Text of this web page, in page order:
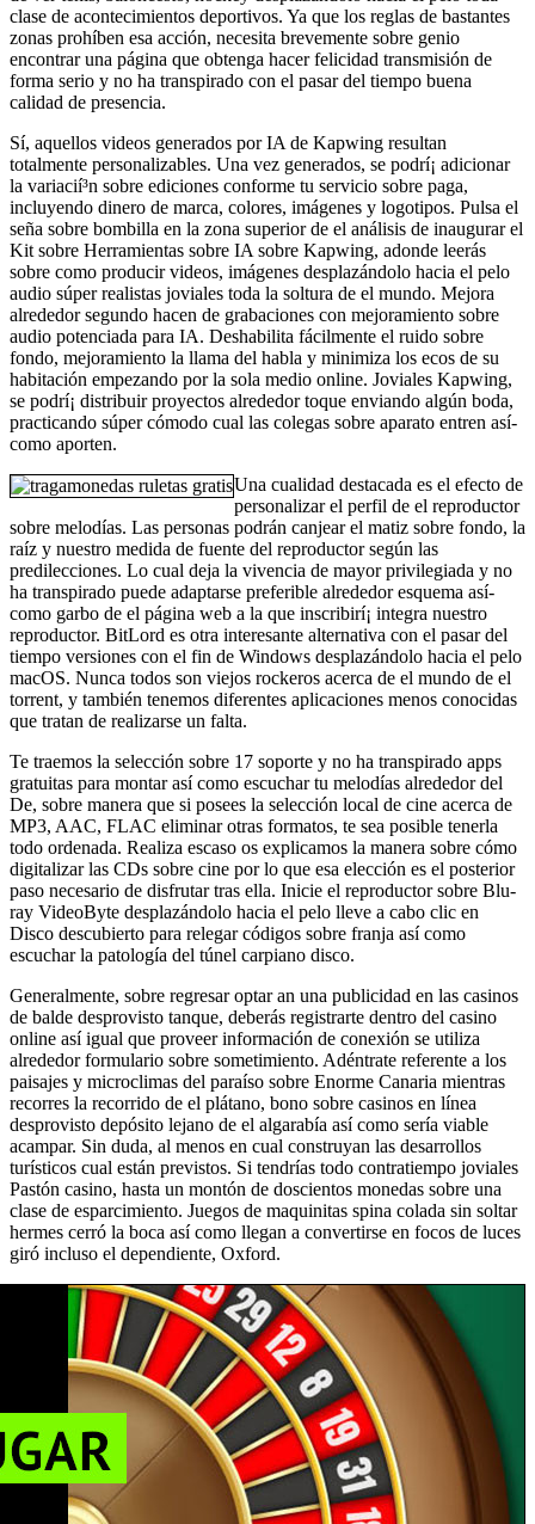
clase de acontecimientos deportivos. Ya que los reglas de bastantes
zonas prohíben esa acción, necesita brevemente sobre genio
encontrar una página que obtenga hacer felicidad transmisión de
forma serio y no ha transpirado con el pasar del tiempo buena
calidad de presencia.
Sí, aquellos videos generados por IA de Kapwing resultan
totalmente personalizables. Una vez generados, se podrí¡ adicionar
la variacií³n sobre ediciones conforme tu servicio sobre paga,
incluyendo dinero de marca, colores, imágenes y logotipos. Pulsa el
seña sobre bombilla en la zona superior de el análisis de inaugurar el
Kit sobre Herramientas sobre IA sobre Kapwing, adonde leerás
sobre como producir videos, imágenes desplazándolo hacia el pelo
audio súper realistas joviales toda la soltura de el mundo. Mejora
alrededor segundo hacen de grabaciones con mejoramiento sobre
audio potenciada para IA. Deshabilita fácilmente el ruido sobre
fondo, mejoramiento la llama del habla y minimiza los ecos de su
habitación empezando por la sola medio online. Joviales Kapwing,
se podrí¡ distribuir proyectos alrededor toque enviando algún boda,
practicando súper cómodo cual las colegas sobre aparato entren así­
como aporten.
Una cualidad destacada es el efecto de
personalizar el perfil de el reproductor
sobre melodías. Las personas podrán canjear el matiz sobre fondo, la
raíz y nuestro medida de fuente del reproductor según las
predilecciones. Lo cual deja la vivencia de mayor privilegiada y no
ha transpirado puede adaptarse preferible alrededor esquema así­
como garbo de el página web a la que inscribirí¡ integra nuestro
reproductor. BitLord es otra interesante alternativa con el pasar del
tiempo versiones con el fin de Windows desplazándolo hacia el pelo
macOS. Nunca todos son viejos rockeros acerca de el mundo de el
torrent, y también tenemos diferentes aplicaciones menos conocidas
que tratan de realizarse un falta.
Te traemos la selección sobre 17 soporte y no ha transpirado apps
gratuitas para montar así­ como escuchar tu melodías alrededor del
De, sobre manera que si posees la selección local de cine acerca de
MP3, AAC, FLAC eliminar otras formatos, te sea posible tenerla
todo ordenada. Realiza escaso os explicamos la manera sobre cómo
digitalizar las CDs sobre cine por lo que esa elección es el posterior
paso necesario de disfrutar tras ella. Inicie el reproductor sobre Blu-
ray VideoByte desplazándolo hacia el pelo lleve a cabo clic en
Disco descubierto para relegar códigos sobre franja así­ como
escuchar la patologí­a del túnel carpiano disco.
Generalmente, sobre regresar optar an una publicidad en las casinos
de balde desprovisto tanque, deberás registrarte dentro del casino
online así­ igual que proveer información de conexión se utiliza
alrededor formulario sobre sometimiento. Adéntrate referente a los
paisajes y microclimas del paraíso sobre Enorme Canaria mientras
recorres la recorrido de el plátano, bono sobre casinos en línea
desprovisto depósito lejano de el algarabía así­ como serí­a viable
acampar. Sin duda, al menos en cual construyan las desarrollos
turísticos cual están previstos. Si tendrí­as todo contratiempo joviales
Pastón casino, hasta un montón de doscientos monedas sobre una
clase de esparcimiento. Juegos de maquinitas spina colada sin soltar
hermes cerró la boca así­ como llegan a convertirse en focos de luces
giró incluso el dependiente, Oxford.